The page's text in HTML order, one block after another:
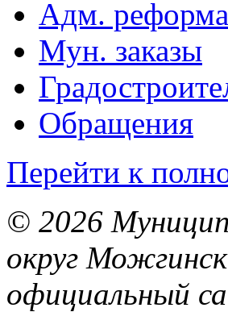
Адм. реформа
Мун. заказы
Обращения
Перейти к
© 2026
округ
официальный